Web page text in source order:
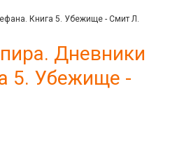
Книга 5. Убежище - Смит Л.
Дневники
5. Убежище -